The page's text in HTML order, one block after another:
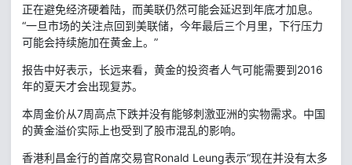
正在避免经济硬着陆，而美联仍然可能会延迟到年底才加息。
“一旦市场的关注点回到美联储，今年最后三个月里，下行压力
可能会持续施加在黄金上。”
报告中好表示，长远来看，黄金的投资者人气可能需要到2016
年的夏天才会出现复苏。
本周金价从7周高点下跌并没有能够刺激亚洲的实物需求。中国
的黄金溢价实际上也受到了股市混乱的影响。
香港利昌金行的首席交易官Ronald Leung表示“现在并没有太多